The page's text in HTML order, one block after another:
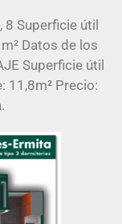
8 Superficie útil
Datos de los
Superficie útil
11,8m² Precio: